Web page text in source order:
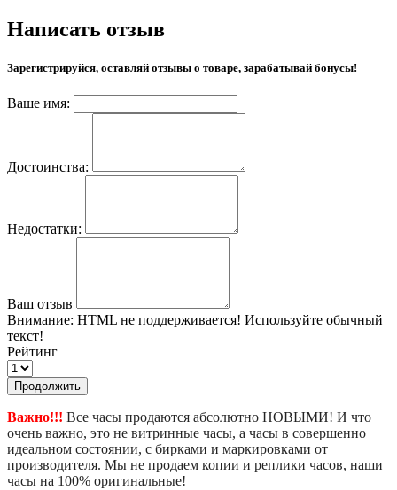
Написать отзыв
Зарегистрируйся, оставляй отзывы о товаре, зарабатывай бонусы!
Ваше имя:
Достоинства:
Недостатки:
Ваш отзыв
Внимание: HTML не поддерживается! Используйте обычный
текст!
Рейтинг
Продолжить
Важно!!! Все часы продаются абсолютно НОВЫМИ! И что
очень важно, это не витринные часы, а часы в совершенно
идеальном состоянии, с бирками и маркировками от
производителя. Мы не продаем копии и реплики часов, наши
часы на 100% оригинальные!